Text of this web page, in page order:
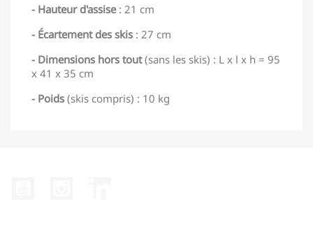
- Hauteur d'assise: 21 cm
- Écartement des skis : 27 cm
- Dimensions hors tout(sans les skis) : L x l x h = 95
x 41 x 35 cm
- Poids (skis compris) : 10 kg